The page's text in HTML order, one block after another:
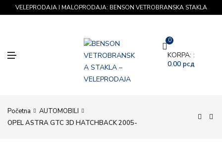
VELEPRODAJA I MALOPRODAJA: BENSON VETROBRANSKA STAKLA
0
KORPA: :
0.00 рсд
Početna
AUTOMOBILI
OPEL ASTRA GTC 3D HATCHBACK 2005-